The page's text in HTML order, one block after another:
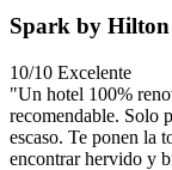
Spark by
10/10 Excelente
"Un hotel 100%
recomendable. Solo
escaso. Te ponen la
encontrar hervido y